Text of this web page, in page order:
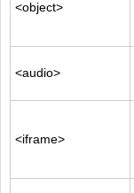
<object>
<audio>
<iframe>